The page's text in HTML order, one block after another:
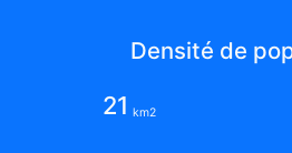
Densité de
21 km2